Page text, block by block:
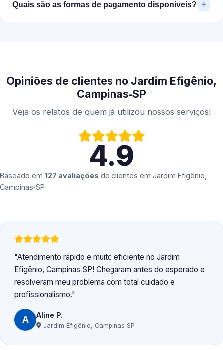
Quais são as formas de pagamento disponíveis?
Opiniões de clientes no Jardim Efigênio,
Campinas‑SP
Veja os relatos de quem já utilizou nossos serviços!
4.9
Baseado em 127 avaliações de clientes em Jardim Efigênio,
Campinas‑SP
Atendimento rápido e muito eficiente no Jardim
Efigênio, Campinas‑SP! Chegaram antes do esperado e
resolveram meu problema com total cuidado e
profissionalismo.
A Aline P.
Jardim Efigênio, Campinas‑SP